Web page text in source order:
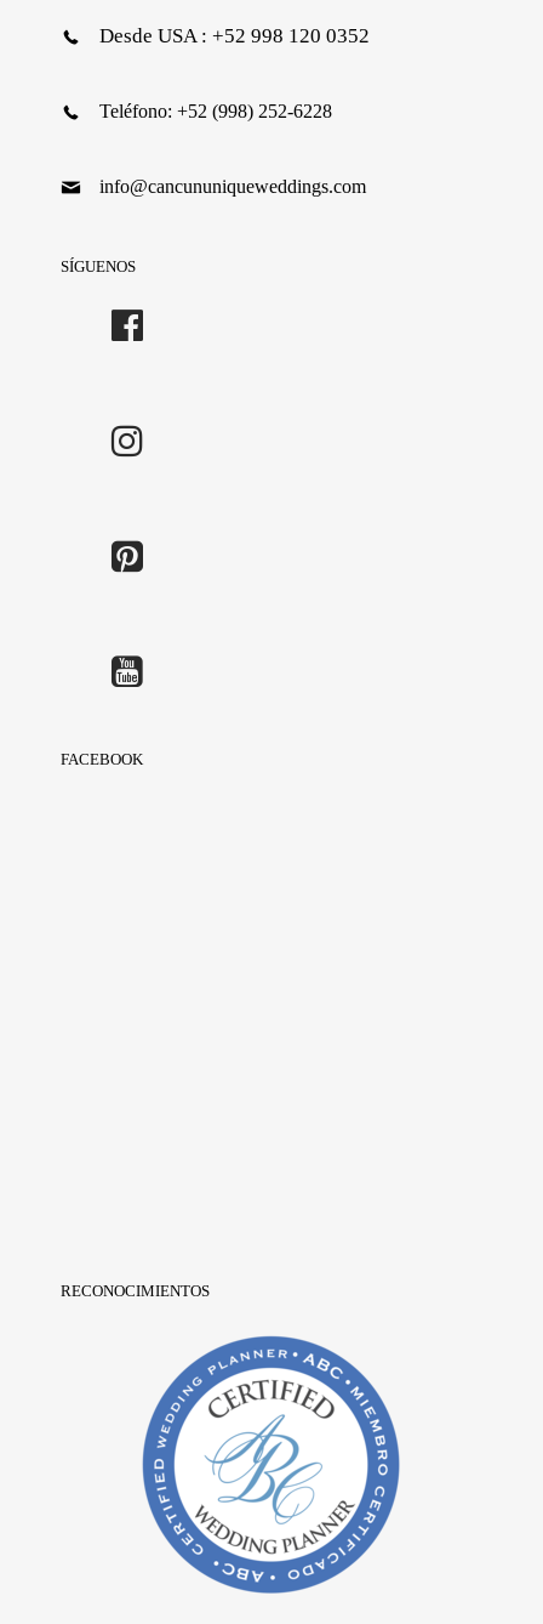
Desde USA : +52 998 120 0352
Teléfono: +52 (998) 252-6228
info@cancununiqueweddings.com
SÍGUENOS
FACEBOOK
RECONOCIMIENTOS